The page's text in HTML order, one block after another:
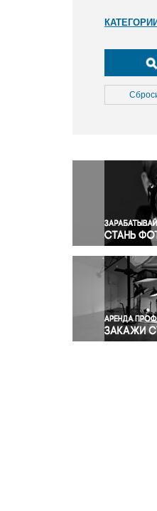
КАТЕГОРИИ
Досуг,
Культура
Религия
Спорт
Экология